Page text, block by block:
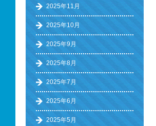
2025年11月
2025年10月
2025年9月
2025年8月
2025年7月
2025年6月
2025年5月